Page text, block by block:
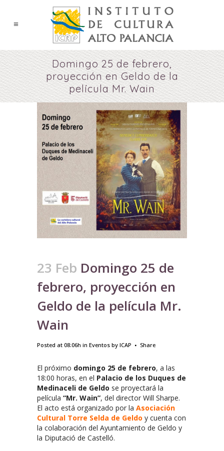
Domingo 25 de febrero,
proyección en Geldo de la
película Mr. Wain
23 Feb Domingo 25 de
febrero, proyección en
Geldo de la película Mr.
Wain
Posted at 08:06h in Eventos by ICAP Share
El próximo domingo 25 de febrero, a las
18:00 horas, en el Palacio de los Duques de
Medinaceli de Geldo se proyectará la
película “Mr. Wain”, del director Will Sharpe.
El acto está organizado por la Asociación
Cultural Torre Selda de Geldo y cuenta con
la colaboración del Ayuntamiento de Geldo y
la Diputació de Castelló.